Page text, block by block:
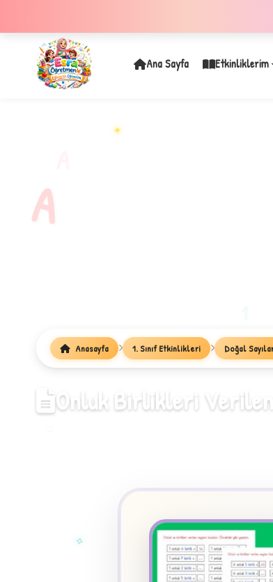
✦
✧
Ana Sayfa Etkinliklerim
Anasayfa 1. Sınıf Etkinlikleri Doğal
Onluk Birlikleri Verilen
A